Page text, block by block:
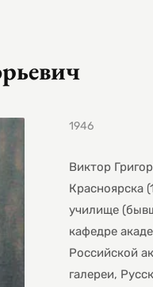
1946
Виктор
Красноярска
училище
кафедре
Российской
галереи,